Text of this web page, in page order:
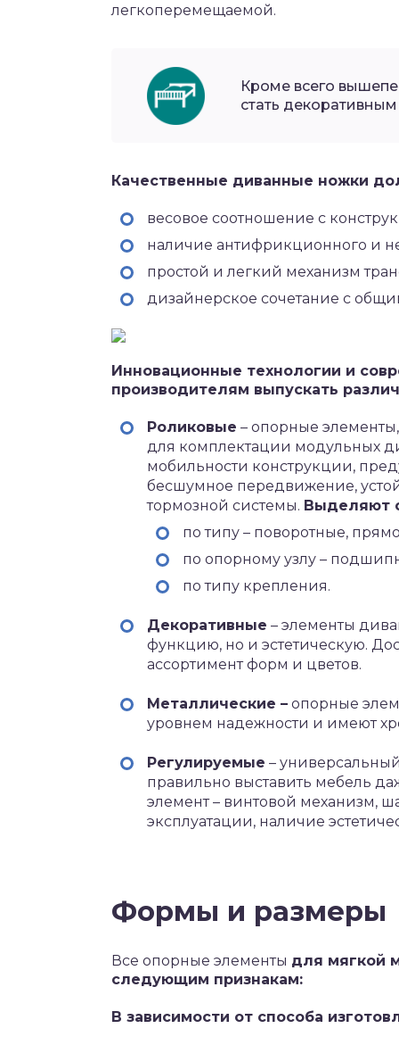
легкоперемещаемой.
Кроме всего
стать
Качественные диванные ножки
весовое соотношение с
наличие антифрикционного и
простой и легкий механизм
дизайнерское сочетание с
Инновационные технологии и
производителям выпускать
Роликовые – опорные
для комплектации модульных
мобильности конструкции,
бесшумное передвижение,
тормозной системы. Выделяют
по типу – поворотные,
по опорному узлу –
по типу крепления.
Декоративные – элементы
функцию, но и эстетическую.
ассортимент форм и цветов.
Металлические – опорные
уровнем надежности и имеют
Регулируемые –
правильно выставить мебель
элемент – винтовой механизм,
эксплуатации, наличие
Формы и размеры
Все опорные элементы для мягкой
следующим признакам:
В зависимости от способа